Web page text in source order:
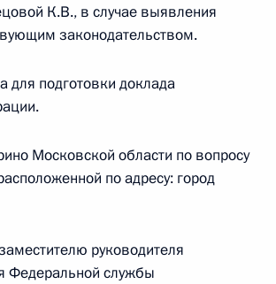
Федерации руководитель
Федеральной службы
по приёму граждан
К.В., в случае выявления
законодательством.
подготовки доклада
Московской области по вопросу
по адресу: город
руководителя
Федеральной службы